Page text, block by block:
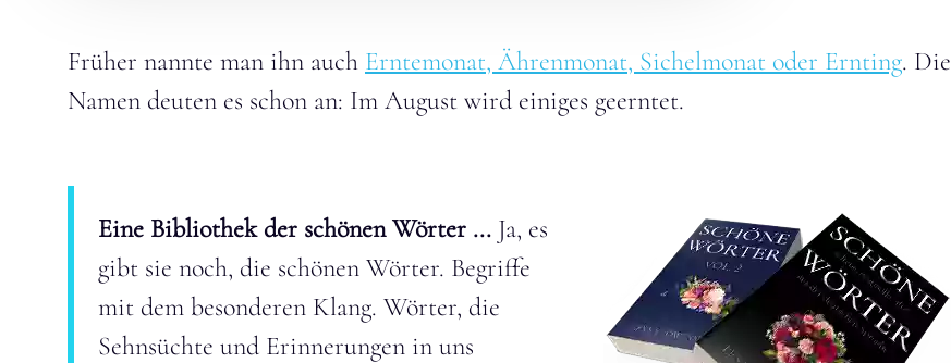
Früher nannte man ihn auch Erntemonat, Ährenmonat, Sichelmonat oder Ernting. Die
Namen deuten es schon an: Im August wird einiges geerntet.
Eine Bibliothek der schönen Wörter ... Ja, es
gibt sie noch, die schönen Wörter. Begriffe
mit dem besonderen Klang. Wörter, die
Sehnsüchte und Erinnerungen in uns